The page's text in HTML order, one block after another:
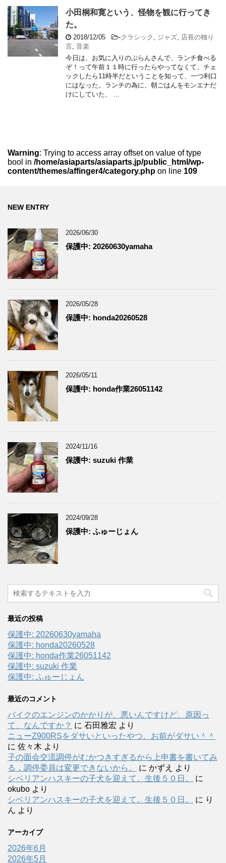
小田桐和寛という、怪物を観に行ってき
た。
2018/12/05 -クラシック ジャズ
店長の独り
言 音楽
今日は、お気に入りのぶらんさんで、ランチ食べる
ぞ！って午前１１時に行ったらやってなくて、チェ
ックしたら11時半だということを知って、一つ利口
にはなった。ランチの為に、朝ごはんをモンエナだ
けにしていた、 ...
Warning: Trying to access array offset on value of type
bool in /home/asiaparts/asiaparts.jp/public_html/wp-
content/themes/affinger4/category.php on line 109
NEW ENTRY
2026/06/30
保護中: 20260630yamaha
2026/05/28
保護中: honda20260528
2026/05/11
保護中: honda作業26051142
2024/11/16
保護中: suzuki 作業
2024/09/28
保護中: ふゅーじょん
最近の投稿
保護中: 20260630yamaha
保護中: honda20260528
保護中: honda作業26051142
保護中: suzuki 作業
保護中: ふゅーじょん
最近のコメント
バイクのエンジンのかかりが、悪いんですけど、原因っ
て、なんですか？ に 石田雅宏 より
ニューZ900RSをダサいといったやつ、お前がダサい＾＾
に 佐々木 より
子の面会交流調停がむかつきすぎるから上申書を書いてみ
る，調停委員は変更できないから。
に かずえ
より
シベリアンハスキーの子犬を迎えて。生後５０日。
に
okubo より
シベリアンハスキーの子犬を迎えて。生後５０日。
に り
ん より
アーカイブ
2026年6月
2026年5月